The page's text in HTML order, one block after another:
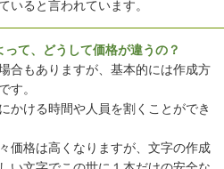
いると言われています。
て、どうして価格が違うの？
合もありますが、基本的には作成方
す。
かける時間や人員を割くことができ
価格は高くなりますが、文字の作成